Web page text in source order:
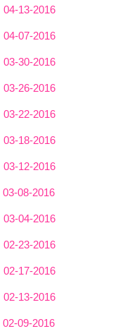
04-13-2016
04-07-2016
03-30-2016
03-26-2016
03-22-2016
03-18-2016
03-12-2016
03-08-2016
03-04-2016
02-23-2016
02-17-2016
02-13-2016
02-09-2016